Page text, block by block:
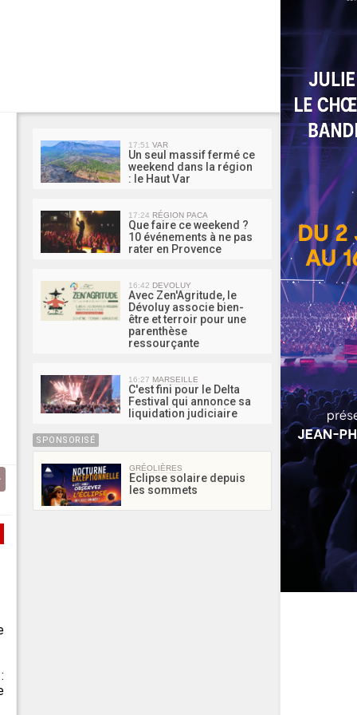
MA
17:51 VAR
Un seul massif fermé ce
weekend dans la région
: le Haut Var
17:24 RÉGION PACA
Que faire ce weekend ?
10 événements à ne pas
rater en Provence
16:42 DEVOLUY
Avec Zen'Agritude, le
Dévoluy associe bien-
être et terroir pour une
parenthèse
ressourçante
16:27 MARSEILLE
C'est fini pour le Delta
Festival qui annonce sa
liquidation judiciaire
SPONSORISÉ
GRÉOLIÈRES
Eclipse solaire depuis
les sommets